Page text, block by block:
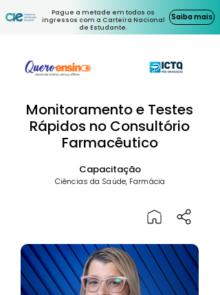
Pague a metade em todos os
ingressos com a Carteira Nacional
de Estudante.
Saiba mais
Monitoramento e Testes
Rápidos no Consultório
Farmacêutico
Capacitação
Ciências da Saúde, Farmácia